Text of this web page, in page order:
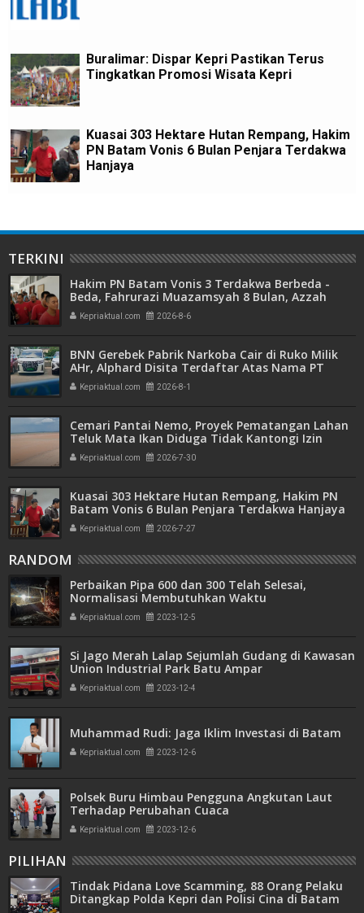
Buralimar: Dispar Kepri Pastikan Terus
Tingkatkan Promosi Wisata Kepri
Kuasai 303 Hektare Hutan Rempang, Hakim
PN Batam Vonis 6 Bulan Penjara Terdakwa
Hanjaya
TERKINI
Hakim PN Batam Vonis 3 Terdakwa Berbeda -
Beda, Fahrurazi Muazamsyah 8 Bulan, Azzah
Azzurah dan Risma Divonis 2 Tahun 6 Bulan
Kepriaktual.com 2026-8-6
BNN Gerebek Pabrik Narkoba Cair di Ruko Milik
AHr, Alphard Disita Terdaftar Atas Nama PT
Mitra Usaha Properti
Kepriaktual.com 2026-8-1
Cemari Pantai Nemo, Proyek Pematangan Lahan
Teluk Mata Ikan Diduga Tidak Kantongi Izin
Amdal
Kepriaktual.com 2026-7-30
Kuasai 303 Hektare Hutan Rempang, Hakim PN
Batam Vonis 6 Bulan Penjara Terdakwa Hanjaya
Kepriaktual.com 2026-7-27
RANDOM
Perbaikan Pipa 600 dan 300 Telah Selesai,
Normalisasi Membutuhkan Waktu
Kepriaktual.com 2023-12-5
Si Jago Merah Lalap Sejumlah Gudang di Kawasan
Union Industrial Park Batu Ampar
Kepriaktual.com 2023-12-4
Muhammad Rudi: Jaga Iklim Investasi di Batam
Kepriaktual.com 2023-12-6
Polsek Buru Himbau Pengguna Angkutan Laut
Terhadap Perubahan Cuaca
Kepriaktual.com 2023-12-6
PILIHAN
Tindak Pidana Love Scamming, 88 Orang Pelaku
Ditangkap Polda Kepri dan Polisi Cina di Batam